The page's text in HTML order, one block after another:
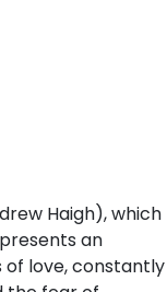
Haigh), which
an
love, constantly